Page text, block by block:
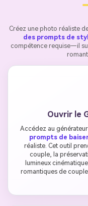
Créez une photo réaliste
des prompts de
compétence requise—il
Ouvrir le
Accédez au
prompts de
réaliste. Cet outil
couple, la
lumineux
romantiques de